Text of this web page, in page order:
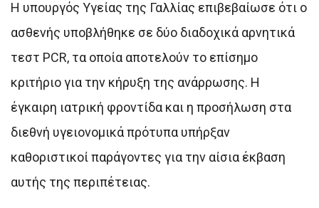
Η υπουργός Υγείας της Γαλλίας επιβεβαίωσε ότι ο
ασθενής υποβλήθηκε σε δύο διαδοχικά αρνητικά
τεστ PCR, τα οποία αποτελούν το επίσημο
κριτήριο για την κήρυξη της ανάρρωσης. Η
έγκαιρη ιατρική φροντίδα και η προσήλωση στα
διεθνή υγειονομικά πρότυπα υπήρξαν
καθοριστικοί παράγοντες για την αίσια έκβαση
αυτής της περιπέτειας.